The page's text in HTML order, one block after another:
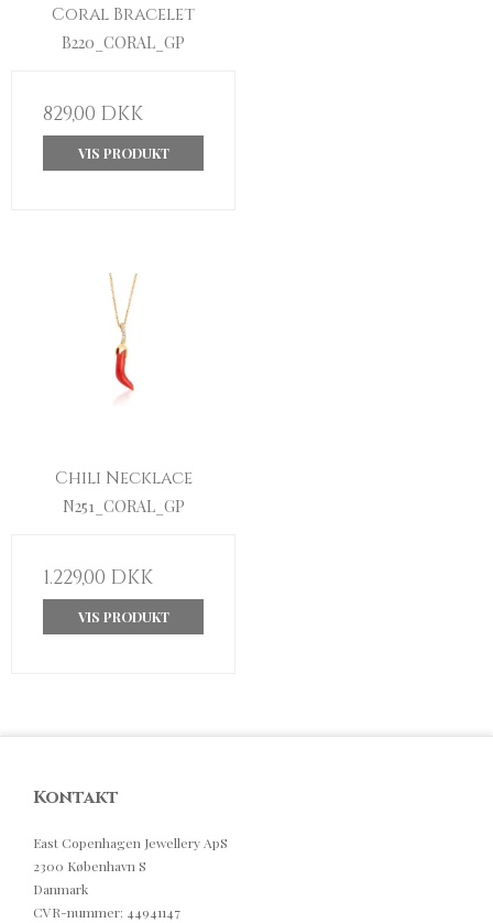
Coral Bracelet
B220_CORAL_GP
829,00 DKK
VIS PRODUKT
Chili Necklace
N251_CORAL_GP
1.229,00 DKK
VIS PRODUKT
Kontakt
East Copenhagen Jewellery ApS
2300 København S
Danmark
CVR-nummer: 44941147